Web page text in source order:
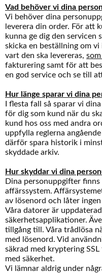
Vad behöver vi dina
Vi behöver dina
leverera din order. För att
kunna ge dig den servicen
skicka en beställning om
vart den ska levereras,
fakturering samt för att
en god service och se till
Hur länge sparar vi dina
I flesta fall så sparar vi
för dig som kund när du
kund hos oss med andra
uppfylla reglerna
därför spara historik i
skyddade arkiv.
Hur skyddar vi dina
Dina personuppgifter
affärssystem.
av lösenord och låter
Våra datorer är
säkerhetsapplikationer.
tillgång till. Våra trådlösa
med lösenord. Vid
säkrad med kryptering
med säkerhet.
Vi lämnar aldrig under